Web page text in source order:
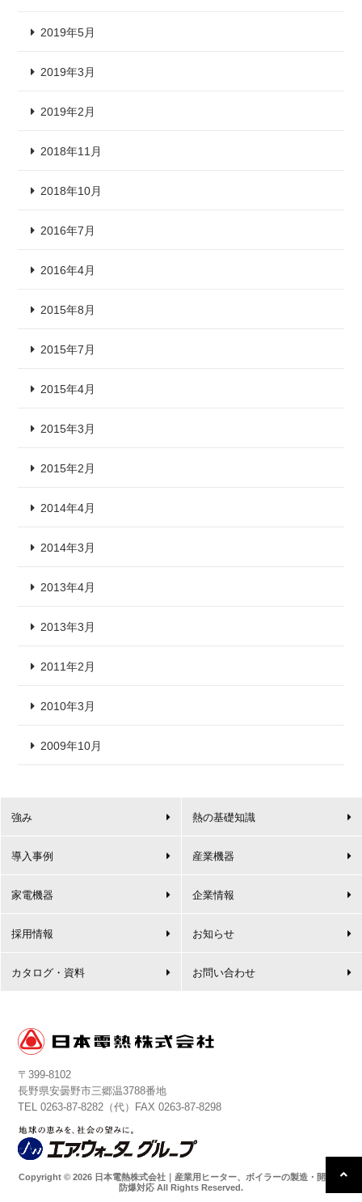
2019年5月
2019年3月
2019年2月
2018年11月
2018年10月
2016年7月
2016年4月
2015年8月
2015年7月
2015年4月
2015年3月
2015年2月
2014年4月
2014年3月
2013年4月
2013年3月
2011年2月
2010年3月
2009年10月
強み 熱の基礎知識
導入事例 産業機器
家電機器 企業情報
採用情報 お知らせ
カタログ・資料 お問い合わせ
〒399-8102
長野県安曇野市三郷温3788番地
TEL0263-87-8282 （代）FAX 0263-87-8298
Copyright © 2026 日本電熱株式会社｜産業用ヒーター、ボイラーの製造・開発・
防爆対応 All Rights Reserved.